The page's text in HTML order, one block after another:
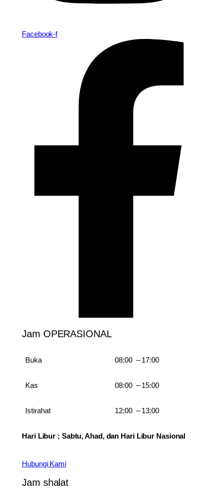
Facebook-f
Jam OPERASIONAL
Buka 08:00 – 17:00
Kas 08:00 – 15:00
Istirahat 12:00 – 13:00
Hari Libur ; Sabtu, Ahad, dan Hari Libur Nasional
Hubungi Kami
Jam shalat